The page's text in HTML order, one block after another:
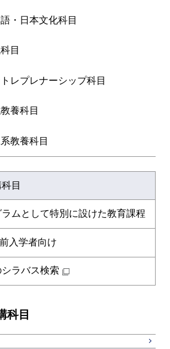
・日本文化科目
目
レプレナーシップ科目
養科目
教養科目
目
ムとして特別に設けた教育課程
入学者向け
ラバス検索
科目